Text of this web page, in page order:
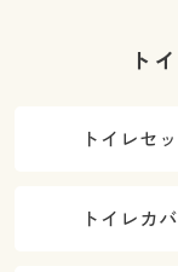
ト
トイレセ
トイレカ